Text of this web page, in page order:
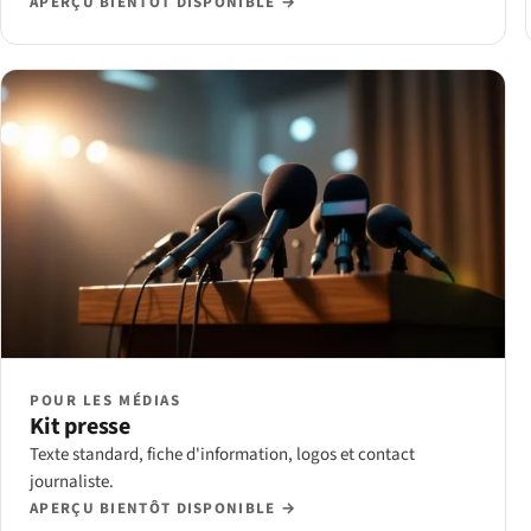
POUR LES MÉDIAS
Kit presse
Texte standard, fiche d'information, logos et contact
journaliste.
APERÇU BIENTÔT DISPONIBLE →